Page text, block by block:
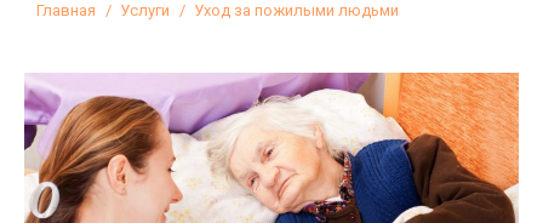
Вы здесь:
Главная Услуги Уход за пожилыми людьми